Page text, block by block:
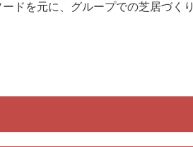
ドを元に、グループでの芝居づくり